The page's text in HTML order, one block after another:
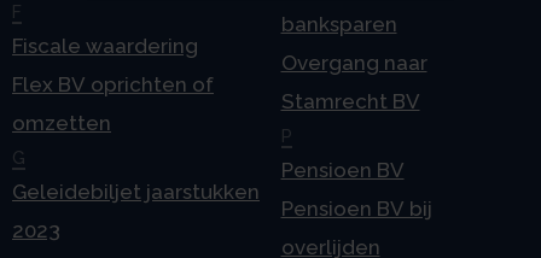
F
Fiscale waardering
Flex BV oprichten of
omzetten
G
Geleidebiljet jaarstukken
2023
banksparen
Overgang naar
Stamrecht BV
P
Pensioen BV
Pensioen BV bij
overlijden